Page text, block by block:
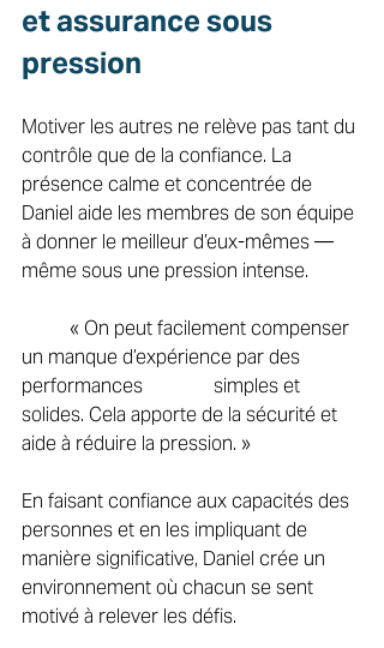
et assurance sous
pression
Motiver les autres ne relève pas tant du
contrôle que de la confiance. La
présence calme et concentrée de
Daniel aide les membres de son équipe
à donner le meilleur d’eux-mêmes —
même sous une pression intense.
un manque d’expérience par des
performances 		simples et
solides. Cela apporte de la sécurité et
aide à réduire la pression. »
En faisant confiance aux capacités des
personnes et en les impliquant de
manière significative, Daniel crée un
environnement où chacun se sent
motivé à relever les défis.